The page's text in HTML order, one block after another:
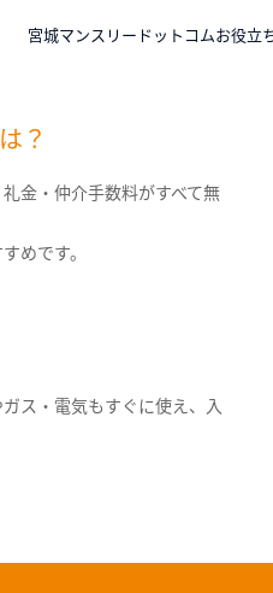
宮城マンスリードットコムお役立
？
金・仲介手数料がすべて無
めです。
ス・電気もすぐに使え、入